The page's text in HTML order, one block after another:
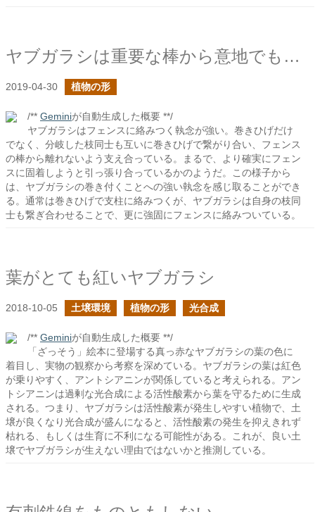
ヤブガラシは重要な棒から意地でも離れない
2019-04-30 植物の形
/** Geminiが自動生成した概要 **/
ヤブガラシはフェンスに絡みつく執念が強い。巻きひげだけ
でなく、分岐した枝同士も互いに巻きひげで繋がり合い、フェンス
の棒から離れないよう支え合っている。まるで、より確実にフェン
スに固着しようと引っ張り合っているかのようだ。この様子から
は、ヤブガラシの巻き付くことへの強い執念を感じ取ることができ
る。通常は巻きひげで支柱に絡みつくが、ヤブガラシは自身の枝同
士も繋ぎ合わせることで、更に強固にフェンスに絡みついている。
葉がとても紅いヤブガラシ
2018-10-05 土壌環境 植物の形 光合成
/** Geminiが自動生成した概要 **/
「ざっそう」絵本に登場する真っ赤なヤブガラシの葉の色に
着目し、実物の観察から考察を深めている。ヤブガラシの葉は紅色
が乗りやすく、アントシアニンが関係していると考えられる。アン
トシアニンは過剰な光合成による活性酸素から葉を守るために生成
される。つまり、ヤブガラシは活性酸素が発生しやすい植物で、土
壌が良くなり光合成が盛んになると、活性酸素の発生を抑えきれず
枯れる、もしくは生育に不利になる可能性がある。これが、良い土
壌でヤブガラシが生えない理由ではないかと推測している。